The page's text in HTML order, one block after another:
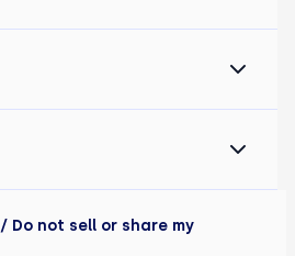
/ Do not sell or share my